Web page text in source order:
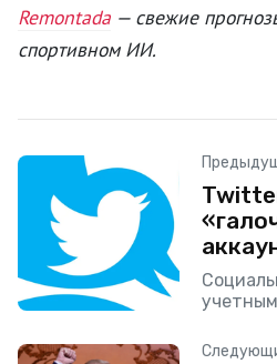
Remontada — свежие
спортивном ИИ.